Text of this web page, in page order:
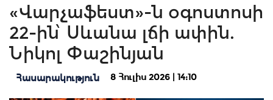
«Վարչաֆեստ»-ն օգոստոսի
22-ին՝ Սևանա լճի ափին.
Նիկոլ Փաշինյան
Հասարակություն 8 Հուլիս 2026 | 14:10